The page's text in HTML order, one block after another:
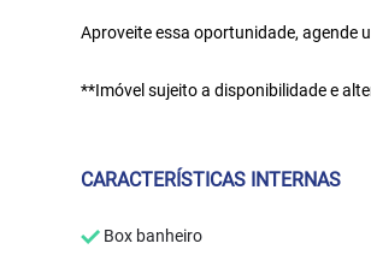
Aproveite essa oportunidade, agende
**Imóvel sujeito a disponibilidade e
CARACTERÍSTICAS INTERNAS
Box banheiro